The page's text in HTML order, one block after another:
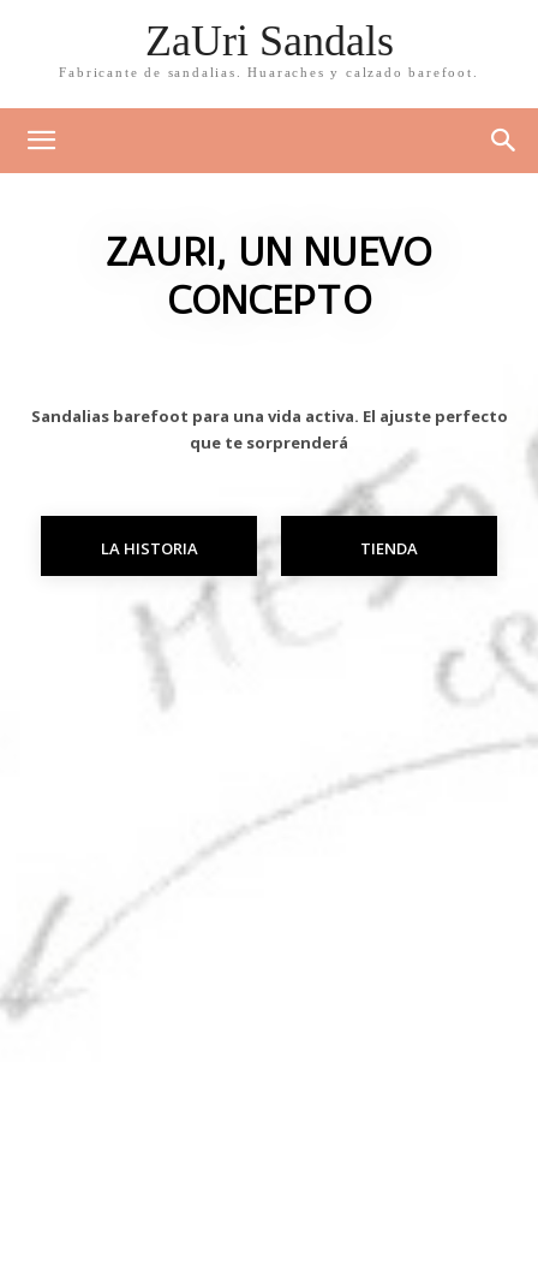
ZaUri Sandals
Fabricante de sandalias. Huaraches y calzado barefoot.
ZAURI, UN NUEVO
CONCEPTO
Sandalias barefoot para una vida activa. El ajuste perfecto
que te sorprenderá
LA HISTORIA TIENDA